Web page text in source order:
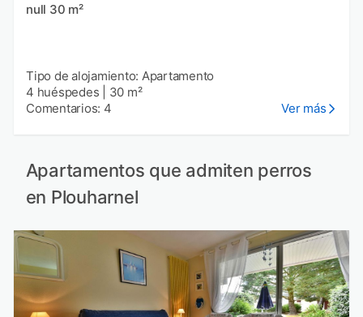
null 30 m²
Tipo de alojamiento: Apartamento
4 huéspedes
30 m²
Comentarios: 4
Ver más
Apartamentos que admiten perros
en Plouharnel